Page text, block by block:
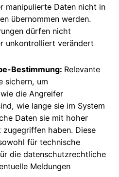
manipulierte Daten nicht in
übernommen werden.
dürfen nicht
unkontrolliert verändert
Bestimmung: Relevante
sichern, um
die Angreifer
wie lange sie im System
Daten sie mit hoher
zugegriffen haben. Diese
für technische
die datenschutzrechtliche
Meldungen